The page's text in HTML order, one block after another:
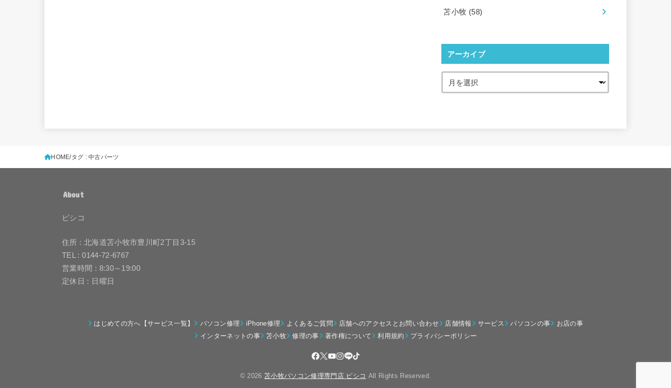
苫小牧 (58)
アーカイブ
HOME タグ : 中古パーツ
About
ピシコ
住所 : 北海道苫小牧市豊川町2丁目3-15
TEL : 0144-72-6767
営業時間 : 8:30～19:00
定休日 : 日曜日
はじめての方へ【サービス一覧】 パソコン修理 iPhone修理 よくあるご質問 店舗へのアクセスとお問い合わせ 店舗情報 サービス パソコンの事
お店の事
インターネットの事
苫小牧 修理の事 著作権について 利用規約 プライバシーポリシー
© 2026苫小牧パソコン修理専門店 ピシコ All Rights Reserved.